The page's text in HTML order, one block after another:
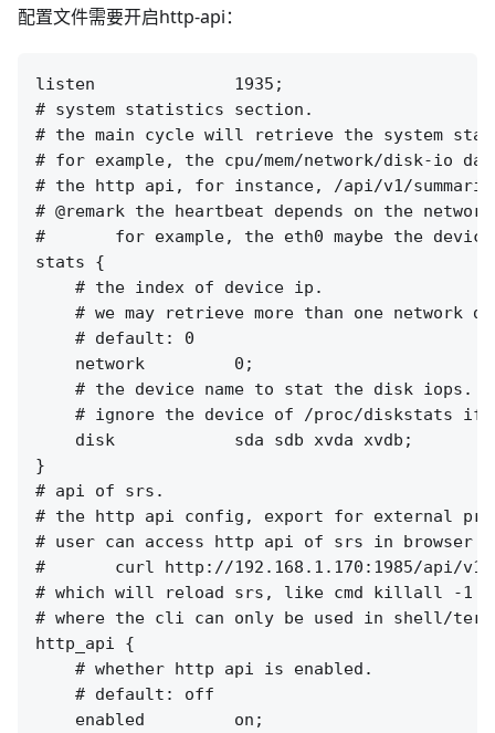
配置文件需要开启http-api：
listen              1935;
# system statistics section.
# the main cycle will retrieve the system
# for example, the cpu/mem/network/disk-io
# the http api, for instance, /api/v1/
# @remark the heartbeat depends on the
#       for example, the eth0 maybe the
stats {
    # the index of device ip.
# we may retrieve more than one network
    # default: 0
    network         0;
    # the device name to stat the disk iops.
# ignore the device of /proc/diskstats if
    disk            sda sdb xvda xvdb;
}
# api of srs.
# the http api config, export for external
# user can access http api of srs in
#       curl http://192.168.1.170:1985/api/v1/
# which will reload srs, like cmd killall -1
# where the cli can only be used in shell/
http_api {
    # whether http api is enabled.
    # default: off
    enabled         on;